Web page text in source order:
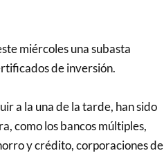
miércoles una subasta
de inversión.
a la una de la tarde, han sido
como los bancos múltiples,
y crédito, corporaciones de